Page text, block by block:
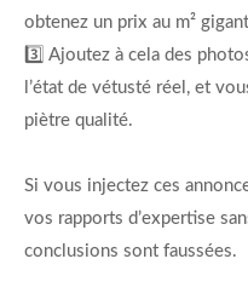
obtenez un prix au m²
3️⃣ Ajoutez à cela des
l’état de vétusté réel, et
piètre qualité.
Si vous injectez ces
vos rapports d’expertise
conclusions sont faussées.